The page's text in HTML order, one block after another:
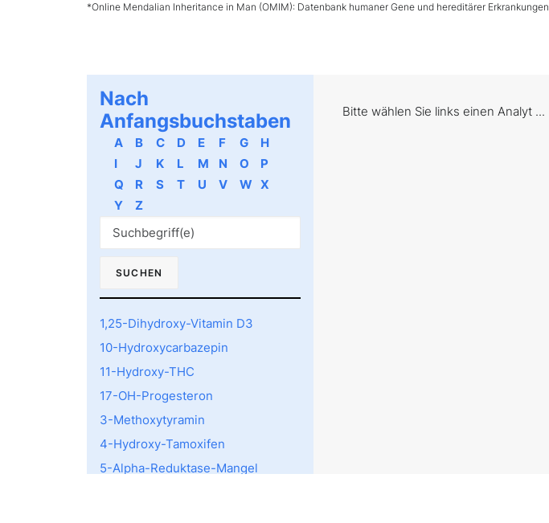
*Online Mendalian Inheritance in Man (OMIM): Datenbank humaner Gene und hereditärer Erkrankungen
Nach
Anfangsbuchstaben
A B C D E F G
H
I
J K L M N O
P
Q
R S T U V W X
Y
Z
1,25-Dihydroxy-Vitamin D3
10-Hydroxycarbazepin
11-Hydroxy-THC
17-OH-Progesteron
3-Methoxytyramin
4-Hydroxy-Tamoxifen
5-Alpha-Reduktase-Mangel
Bitte wählen Sie links einen Analyt ...